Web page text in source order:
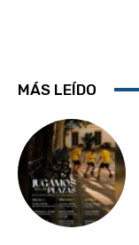
MÁS LEÍDO